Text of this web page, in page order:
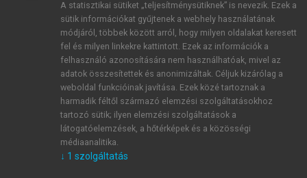
ÚJ FIÓK LÉTREHOZÁSA
1 óra díjmentes hozzáférés
E-MAIL-CÍM
A statisztikai sütiket „teljesítménysütiknek” is nevezik. Ezek a
sütik információkat gyűjtenek a webhely használatának
módjáról, többek között arról, hogy milyen oldalakat keresett
fel és milyen linkekre kattintott. Ezek az információk a
felhasználó azonosítására nem használhatóak, mivel az
adatok összesítettek és anonimizáltak. Céljuk kizárólag a
weboldal funkcióinak javítása. Ezek közé tartoznak a
harmadik féltől származó elemzési szolgáltatásokhoz
tartozó sütik; ilyen elemzési szolgáltatások a
látogatóelemzések, a hőtérképek és a közösségi
médiaanalitika.
↓ 1 szolgáltatás